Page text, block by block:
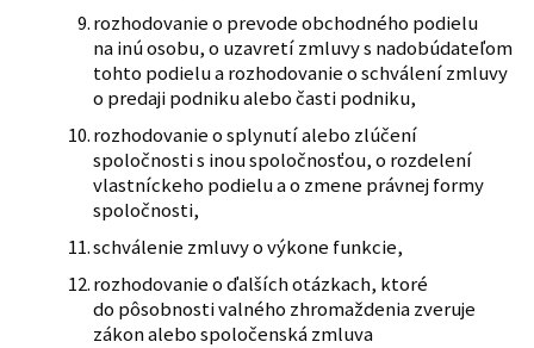
rozhodovanie o prevode obchodného podielu
na inú osobu, o uzavretí zmluvy s nadobúdateľom
tohto podielu a rozhodovanie o schválení zmluvy
o predaji podniku alebo časti podniku,
rozhodovanie o splynutí alebo zlúčení
spoločnosti s inou spoločnosťou, o rozdelení
vlastníckeho podielu a o zmene právnej formy
spoločnosti,
schválenie zmluvy o výkone funkcie,
rozhodovanie o ďalších otázkach, ktoré
do pôsobnosti valného zhromaždenia zveruje
zákon alebo spoločenská zmluva